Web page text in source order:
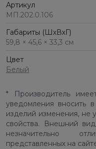
Артикул
МП.202.0.106
Габариты (ШхВхГ)
59,8 × 45,6 × 33,3 см
Цвет
Белый
* Производитель
уведомления вносить
изделий изменения, не
свойства. Внешний
незначительно
представленных на